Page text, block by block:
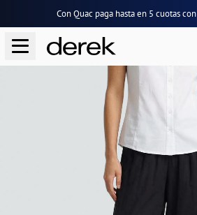
Con Quac paga hasta en 5 cuotascon